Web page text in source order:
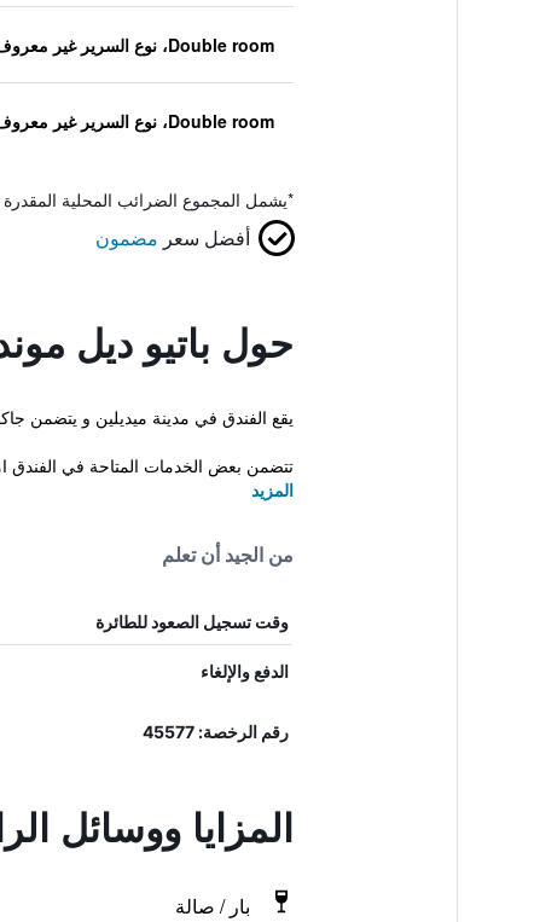
Double room، نوع السرير غير معروف
Double room، نوع السرير غير معروف
*يشمل المجموع الضرائب المحلية
أفضل سعر مضمون
حول باتيو ديل
يقع الفندق في مدينة ميديلين و يتضمن
تتضمن بعض الخدمات المتاحة في الفندق
المزيد
من الجيد أن تعلم
وقت تسجيل الصعود للطائرة
الدفع والإلغاء
رقم الرخصة: 45577
المزايا ووسائل
بار / صالة